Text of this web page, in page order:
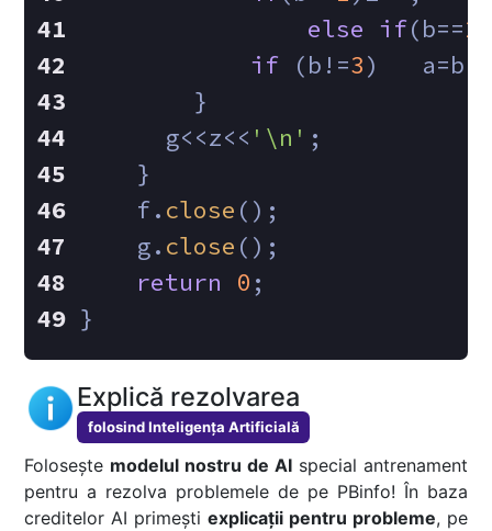
else if(b==2
if (b!=3)   a=b;
        }
      g<<z<<
'\n' ;
    }
    f.
close ();
    g.
close ();
return
0 ;
}
Explică rezolvarea
folosind Inteligența Artificială
Folosește modelul nostru de AIspecial antrenament
pentru a rezolva problemele de pe PBinfo! În baza
creditelor AI primești explicații pentru probleme, pe